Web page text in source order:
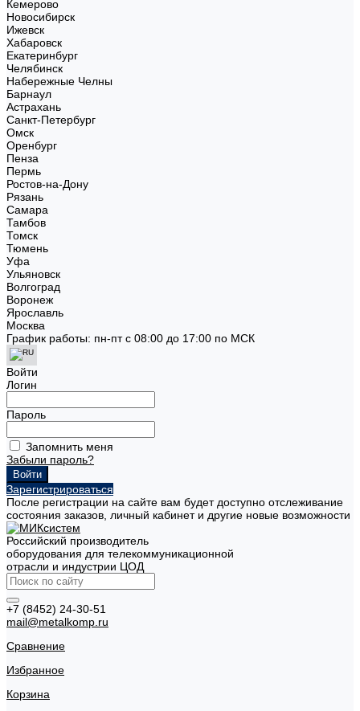
Кемерово
Новосибирск
Ижевск
Хабаровск
Екатеринбург
Челябинск
Набережные Челны
Барнаул
Астрахань
Санкт-Петербург
Омск
Оренбург
Пенза
Пермь
Ростов-на-Дону
Рязань
Самара
Тамбов
Томск
Тюмень
Уфа
Ульяновск
Волгоград
Воронеж
Ярославль
Москва
График работы: пн-пт с 08:00 до 17:00 по МСК
Войти
Логин
Пароль
Запомнить меня
Забыли пароль?
Зарегистрироваться
После регистрации на сайте вам будет доступно отслеживание
состояния заказов, личный кабинет и другие новые возможности
Российский производитель
оборудования для телекоммуникационной
отрасли и индустрии ЦОД
+7 (8452) 24-30-51
mail@metalkomp.ru
Сравнение
Избранное
Корзина